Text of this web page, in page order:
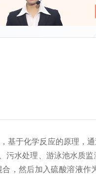
于化学反应的原理，
水处理、游泳池水质
，然后加入硫酸溶液